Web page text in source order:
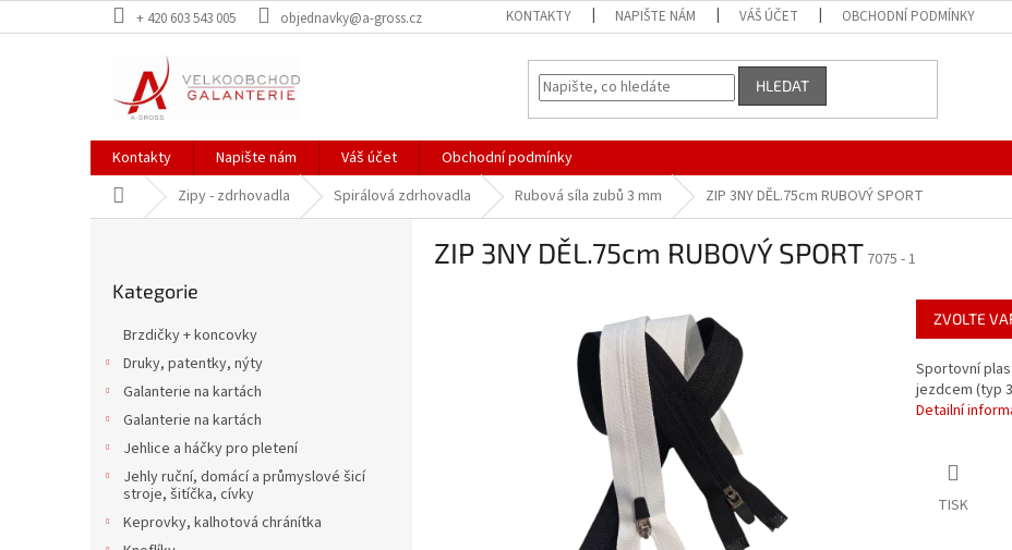
na
+ 420 603 543 005 objednavky@a-gross.cz KONTAKTY NAPIŠTE NÁM VÁŠ ÚČET OBCHODNÍ PODMÍNKY
HLEDAT
Kontakty Napište nám Váš účet
Obchodní podmínky
Domů Zipy - zdrhovadla Spirálová zdrhovadla Rubová síla zubů 3 mm ZIP 3NY DĚL.75cm RUBOVÝ SPORT
kategorie
Kategorie
Brzdičky + koncovky
Druky, patentky, nýty
Galanterie na kartách
Galanterie na kartách
Jehlice a háčky pro pletení
Jehly ruční, domácí a průmyslové šicí
stroje, šitíčka, cívky
Keprovky, kalhotová chránítka
ZIP 3NY DĚL.75cm RUBOVÝ SPORT 7075 - 1
ZVOLTE
Sportovní
jezdcem (typ
Detailní
TISK